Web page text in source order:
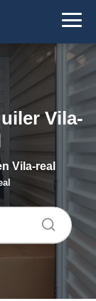
Vila-
Vila-real